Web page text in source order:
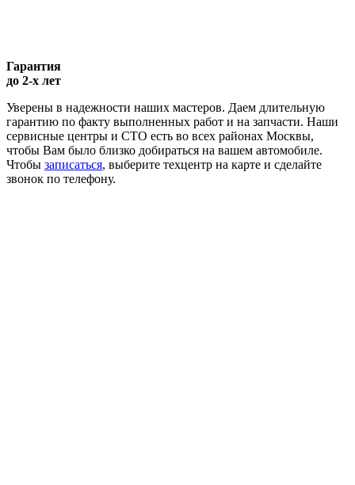
Гарантия
до 2-х лет
Уверены в надежности наших мастеров. Даем длительную
гарантию по факту выполненных работ и на запчасти. Наши
сервисные центры и СТО есть во всех районах Москвы,
чтобы Вам было близко добираться на вашем автомобиле.
Чтобы записаться, выберите техцентр на карте и сделайте
звонок по телефону.